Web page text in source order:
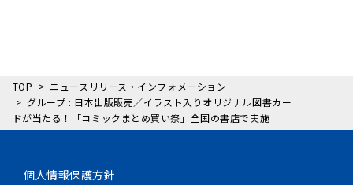
TOP
ニュースリリース・インフォメーション
グループ : 日本出版販売／イラスト入りオリジナル図書カー
ドが当たる！「コミックまとめ買い祭」全国の書店で実施
個人情報保護方針